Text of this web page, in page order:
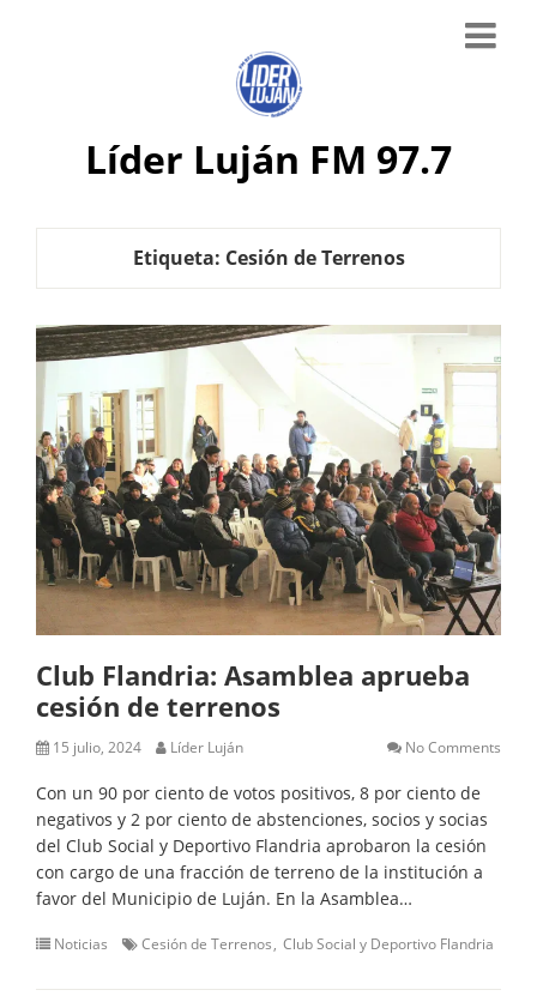
Líder Luján FM 97.7
Etiqueta: Cesión de Terrenos
Club Flandria: Asamblea aprueba
cesión de terrenos
15 julio, 2024 Líder Luján No Comments
Con un 90 por ciento de votos positivos, 8 por ciento de
negativos y 2 por ciento de abstenciones, socios y socias
del Club Social y Deportivo Flandria aprobaron la cesión
con cargo de una fracción de terreno de la institución a
favor del Municipio de Luján. En la Asamblea…
Noticias Cesión de Terrenos Club Social y Deportivo Flandria